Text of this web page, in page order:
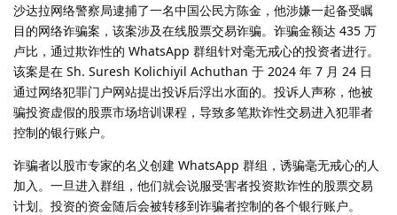
沙达拉网络警察局逮捕了一名中国公民方陈金，他涉嫌一起备受瞩
目的网络诈骗案，该案涉及在线股票交易诈骗。诈骗金额达 435 万
卢比，通过欺诈性的 WhatsApp 群组针对毫无戒心的投资者进行。
该案是在 Sh. Suresh Kolichiyil Achuthan 于 2024 年 7 月 24 日
通过网络犯罪门户网站提出投诉后浮出水面的。投诉人声称，他被
骗投资虚假的股票市场培训课程，导致多笔欺诈性交易进入犯罪者
控制的银行账户。
诈骗者以股市专家的名义创建 WhatsApp 群组，诱骗毫无戒心的人
加入。一旦进入群组，他们就会说服受害者投资欺诈性的股票交易
计划。投资的资金随后会被转移到诈骗者控制的各个银行账户。